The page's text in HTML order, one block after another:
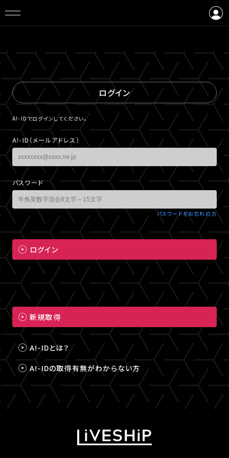
ログイン
A!-IDでログインしてください。
A!-ID（メールアドレス）
パスワード
パスワードをお忘れの方
ログイン
新規取得
A!-IDとは？
A!-IDの取得有無がわからない方